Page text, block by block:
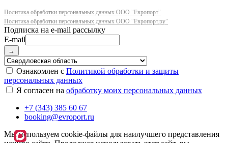
Политика обработки персональных данных ООО "Европорт"
Политика обработки персональных данных ООО "Европорт.ру"
E-mail
→
Ознакомлен с Политикой обработки и защиты
персональных данных
Я согласен на обработку моих персональных данных
+7 (343) 385 60 67
booking@evroport.ru
Мы используем cookie-файлы для наилучшего представления